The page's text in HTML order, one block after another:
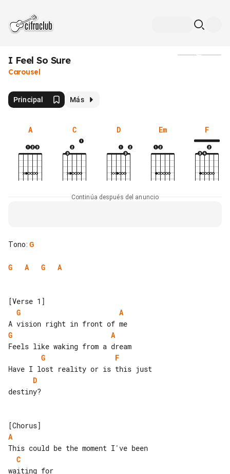
I Feel So Sure
Carousel
Principal Más
A C D Em F
Continúa después del anuncio
Tono: G
G A G A
G
A
G
A
G
F
D
destiny?
A
C